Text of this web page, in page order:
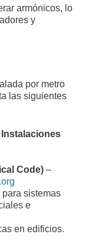
armónicos, lo
y
por metro
las siguientes
Instalaciones
Code) –
para sistemas
e
en edificios.